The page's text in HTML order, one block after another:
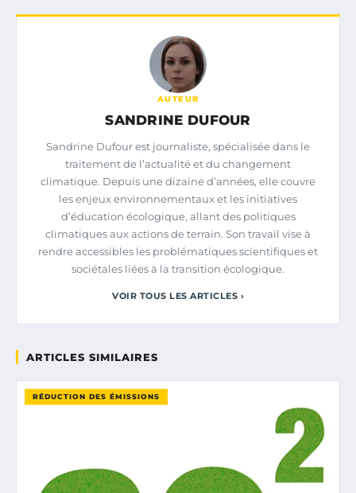
AUTEUR
SANDRINE DUFOUR
Sandrine Dufour est journaliste, spécialisée dans le
traitement de l’actualité et du changement
climatique. Depuis une dizaine d’années, elle couvre
les enjeux environnementaux et les initiatives
d’éducation écologique, allant des politiques
climatiques aux actions de terrain. Son travail vise à
rendre accessibles les problématiques scientifiques et
sociétales liées à la transition écologique.
VOIR TOUS LES ARTICLES ›
ARTICLES SIMILAIRES
RÉDUCTION DES ÉMISSIONS